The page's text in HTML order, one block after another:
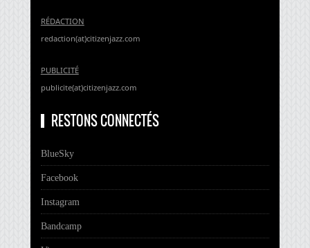
RÉDACTION
redaction(at)citizenjazz.com
PUBLICITÉ
publicite(at)citizenjazz.com
RESTONS CONNECTÉS
BlueSky
Facebook
Instagram
Bandcamp